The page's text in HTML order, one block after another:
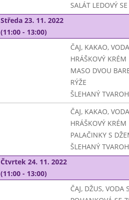
SALÁT LEDOVÝ
Středa 23. 11. 2022
(11:00 - 13:00)
ČAJ, KAKAO, VODA
HRÁŠKOVÝ KRÉM
MASO DVOU
RÝŽE
ŠLEHANÝ
ČAJ, KAKAO, VODA
HRÁŠKOVÝ KRÉM
PALAČINKY S
ŠLEHANÝ
Čtvrtek 24. 11. 2022
(11:00 - 13:00)
ČAJ, DŽUS, VODA